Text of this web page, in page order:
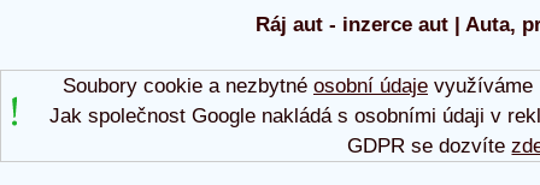
Ráj aut - inzerce aut | Auta,
Soubory cookie a nezbytné osobní údajevyužíváme
Jak společnost Google nakládá s osobními údaji v
GDPR se dozvíte